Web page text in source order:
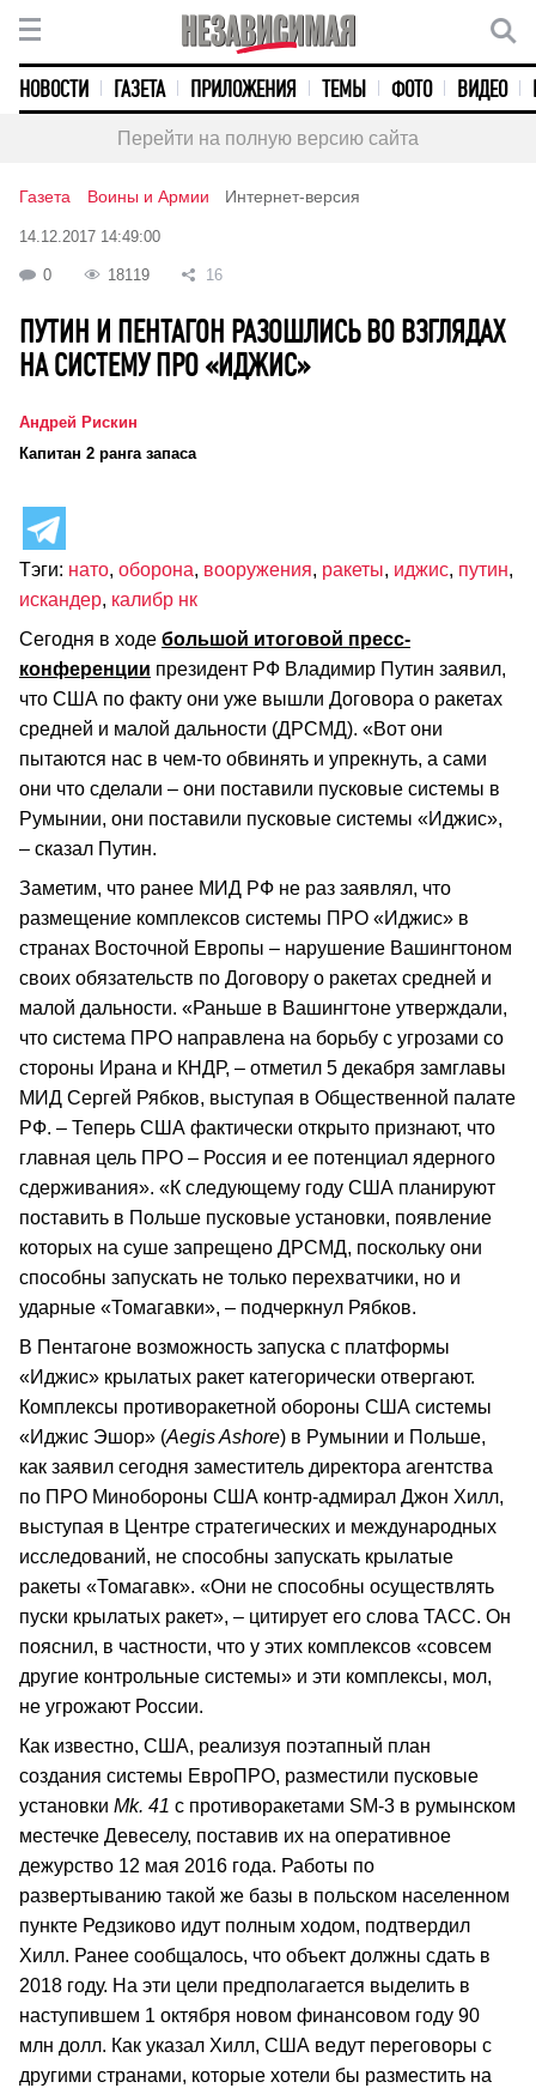
НОВОСТИ ГАЗЕТА ПРИЛОЖЕНИЯ ТЕМЫ ФОТО ВИДЕО
Перейти на полную версию сайта
Газета Воины и Армии Интернет-версия
14.12.2017 14:49:00
0 18119 16
ПУТИН И ПЕНТАГОН РАЗОШЛИСЬ ВО ВЗГЛЯДАХ
НА СИСТЕМУ ПРО «ИДЖИС»
Андрей Рискин
Капитан 2 ранга запаса
Тэги: нато, оборона, вооружения, ракеты, иджис, путин,
искандер, калибр нк
Сегодня в ходе большой итоговой пресс-
конференции президент РФ Владимир Путин заявил,
что США по факту они уже вышли Договора о ракетах
средней и малой дальности (ДРСМД). «Вот они
пытаются нас в чем-то обвинять и упрекнуть, а сами
они что сделали – они поставили пусковые системы в
Румынии, они поставили пусковые системы «Иджис»,
– сказал Путин.
Заметим, что ранее МИД РФ не раз заявлял, что
размещение комплексов системы ПРО «Иджис» в
странах Восточной Европы – нарушение Вашингтоном
своих обязательств по Договору о ракетах средней и
малой дальности. «Раньше в Вашингтоне утверждали,
что система ПРО направлена на борьбу с угрозами со
стороны Ирана и КНДР, – отметил 5 декабря замглавы
МИД Сергей Рябков, выступая в Общественной палате
РФ. – Теперь США фактически открыто признают, что
главная цель ПРО – Россия и ее потенциал ядерного
сдерживания». «К следующему году США планируют
поставить в Польше пусковые установки, появление
которых на суше запрещено ДРСМД, поскольку они
способны запускать не только перехватчики, но и
ударные «Томагавки», – подчеркнул Рябков.
В Пентагоне возможность запуска с платформы
«Иджис» крылатых ракет категорически отвергают.
Комплексы противоракетной обороны США системы
«Иджис Эшор» (Aegis Ashore) в Румынии и Польше,
как заявил сегодня заместитель директора агентства
по ПРО Минобороны США контр-адмирал Джон Хилл,
выступая в Центре стратегических и международных
исследований, не способны запускать крылатые
ракеты «Томагавк». «Они не способны осуществлять
пуски крылатых ракет», – цитирует его слова ТАСС. Он
пояснил, в частности, что у этих комплексов «совсем
другие контрольные системы» и эти комплексы, мол,
не угрожают России.
Как известно, США, реализуя поэтапный план
создания системы ЕвроПРО, разместили пусковые
установки Mk. 41 с противоракетами SM-3 в румынском
местечке Девеселу, поставив их на оперативное
дежурство 12 мая 2016 года. Работы по
развертыванию такой же базы в польском населенном
пункте Редзиково идут полным ходом, подтвердил
Хилл. Ранее сообщалось, что объект должны сдать в
2018 году. На эти цели предполагается выделить в
наступившем 1 октября новом финансовом году 90
млн долл. Как указал Хилл, США ведут переговоры с
другими странами, которые хотели бы разместить на